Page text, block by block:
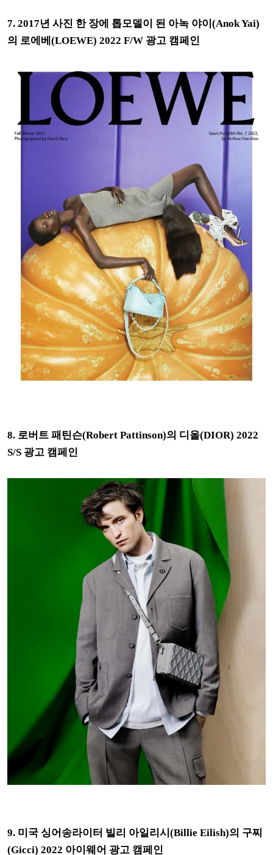
7. 2017년 사진 한 장에 톱모델이 된 아녹 야이(Anok Yai)
의 로에베(LOEWE) 2022 F/W 광고 캠페인
8. 로버트 패틴슨(Robert Pattinson)의 디올(DIOR) 2022
S/S 광고 캠페인
9. 미국 싱어송라이터 빌리 아일리시(Billie Eilish)의 구찌
(Gicci) 2022 아이웨어 광고 캠페인